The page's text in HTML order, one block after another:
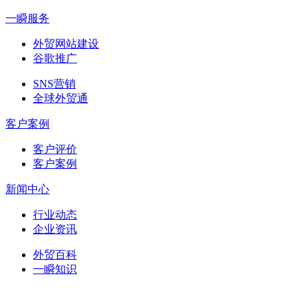
一瞬服务
外贸网站建设
谷歌推广
SNS营销
全球外贸通
客户案例
客户评价
客户案例
新闻中心
行业动态
企业资讯
外贸百科
一瞬知识